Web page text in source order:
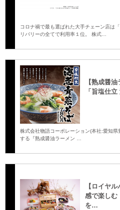
コロナ禍で最も選ばれた大手チェーン店は
リバリーの全てで利用率１位。 株式…
【熟成醤
「旨塩仕
株式会社物語コーポレーション(本社:愛知
する『熟成醤油ラーメン …
【ロイヤ
感で楽しむ
を…